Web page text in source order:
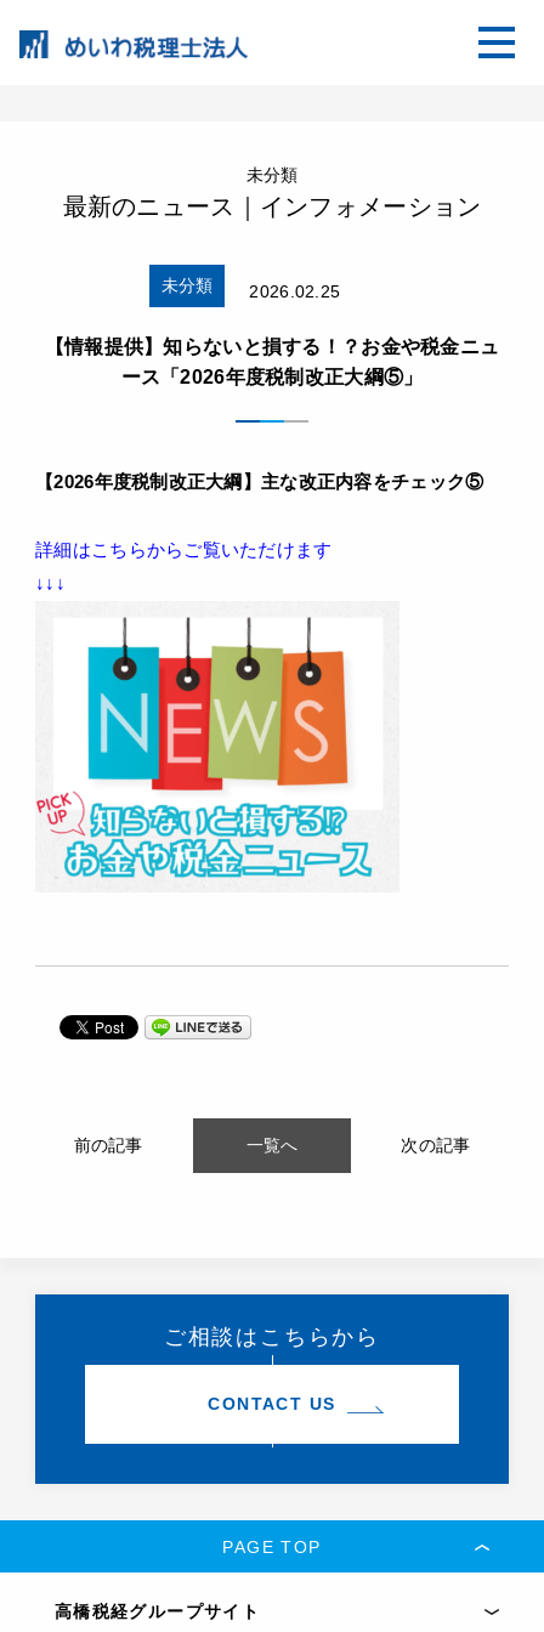
未分類
最新のニュース｜インフォメーション
未分類 2026.02.25
【情報提供】知らないと損する！？お金や税金ニュ
ース「2026年度税制改正大綱⑤」
【2026年度税制改正大綱 】 主な改正内容をチェック⑤
詳細はこちらからご覧いただけます
↓↓↓
前の記事 一覧へ 次の記事
ご相談はこちらから
CONTACT US
PAGE TOP
高橋税経グループサイト